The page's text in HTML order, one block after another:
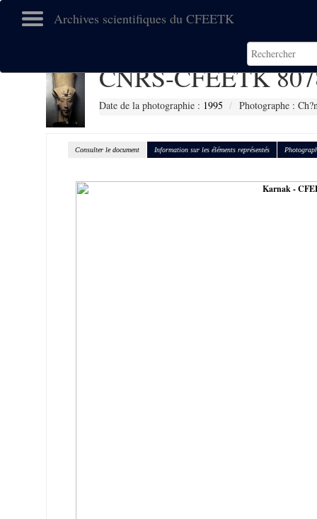
Archives scientifiques du CFEETK
CNRS-CFEETK
Date de la photographie : 1995 Photographe :
Consulter le document Information sur les éléments représentés